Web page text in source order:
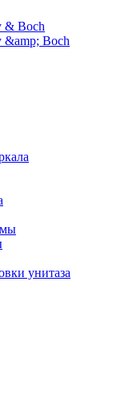
& Boch
Boch
унитаза